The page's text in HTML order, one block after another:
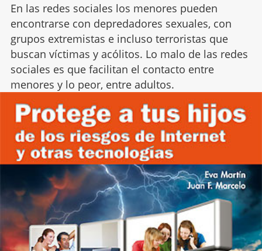
En las redes sociales los menores pueden
encontrarse con depredadores sexuales, con
grupos extremistas e incluso terroristas que
buscan víctimas y acólitos. Lo malo de las redes
sociales es que facilitan el contacto entre
menores y lo peor, entre adultos.